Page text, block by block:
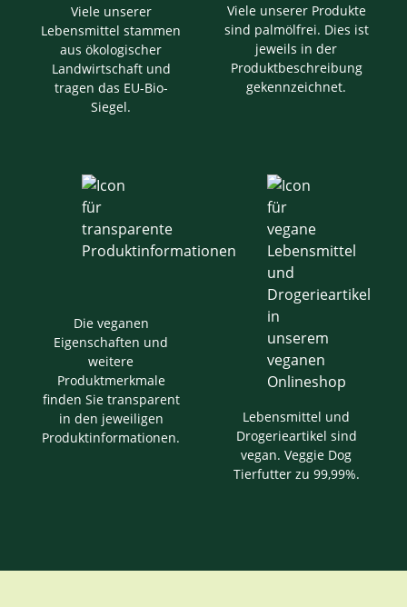
Viele unserer
Lebensmittel stammen
aus ökologischer
Landwirtschaft und
tragen das EU-Bio-
Siegel.
Viele unserer Produkte
sind palmölfrei. Dies ist
jeweils in der
Produktbeschreibung
gekennzeichnet.
Die veganen
Eigenschaften und
weitere
Produktmerkmale
finden Sie transparent
in den jeweiligen
Produktinformationen.
Lebensmittel und
Drogerieartikel sind
vegan. Veggie Dog
Tierfutter zu 99,99%.